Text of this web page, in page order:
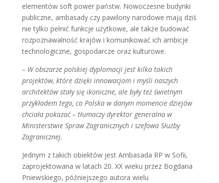
elementów soft power państw. Nowoczesne budynki
publiczne, ambasady czy pawilony narodowe mają dziś
nie tylko pełnić funkcje użytkowe, ale także budować
rozpoznawalność krajów i komunikować ich ambicje
technologiczne, gospodarcze oraz kulturowe.
– W obszarze polskiej dyplomacji jest kilka takich
projektów, które dzięki innowacjom i myśli naszych
architektów stały się ikoniczne, ale były też świetnym
przykładem tego, co Polska w danym momencie dziejów
chciała pokazać – tłumaczy dyrektor generalna w
Ministerstwie Spraw Zagranicznych i szefowa Służby
Zagranicznej.
Jednym z takich obiektów jest Ambasada RP w Sofii,
zaprojektowana w latach 20. XX wieku przez Bogdana
Pniewskiego, późniejszego autora wielu